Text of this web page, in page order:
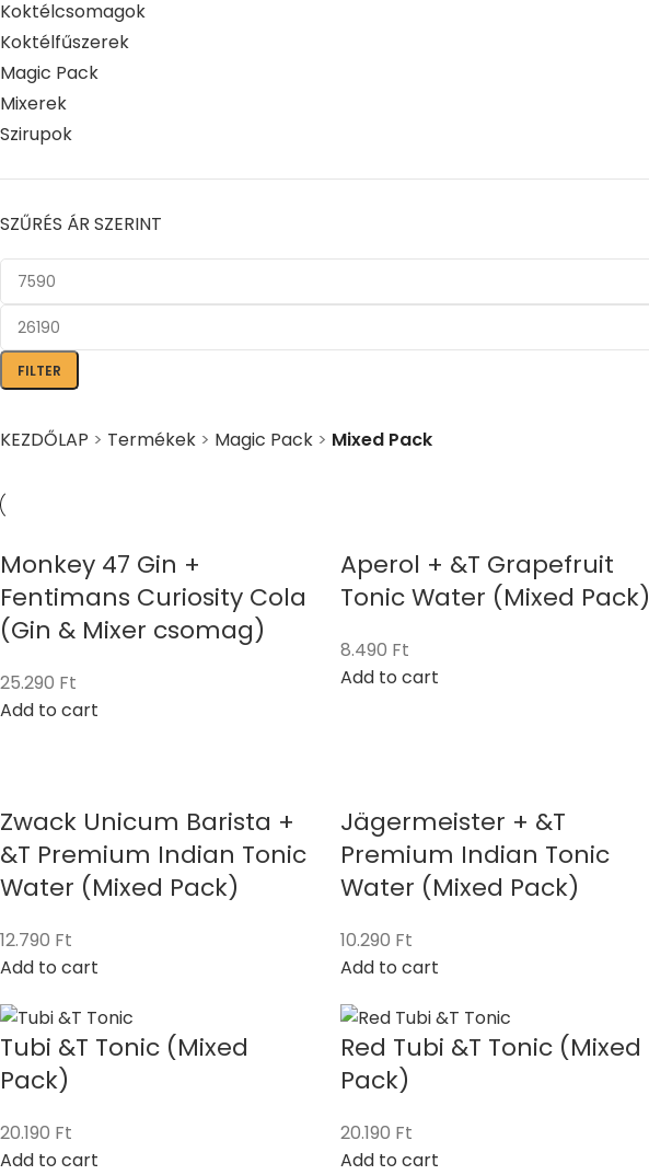
Koktélcsomagok
Koktélfűszerek
Magic Pack
Mixerek
Szirupok
SZŰRÉS ÁR SZERINT
FILTER
KEZDŐLAP > Termékek > Magic Pack > Mixed Pack
Monkey 47 Gin +
Fentimans Curiosity Cola
(Gin & Mixer csomag)
25.290 Ft
Add to cart
Aperol + &T Grapefruit
Tonic Water (Mixed Pack)
8.490 Ft
Add to cart
Zwack Unicum Barista +
&T Premium Indian Tonic
Water (Mixed Pack)
12.790 Ft
Add to cart
Jägermeister + &T
Premium Indian Tonic
Water (Mixed Pack)
10.290 Ft
Add to cart
Tubi &T Tonic (Mixed
Pack)
20.190 Ft
Add to cart
Red Tubi &T Tonic (Mixed
Pack)
20.190 Ft
Add to cart